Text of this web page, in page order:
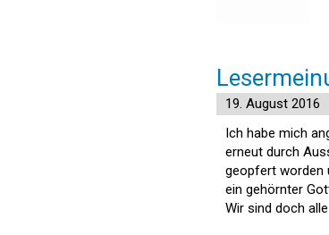
19. August 2016
Ich habe mich
erneut durch
geopfert worden
ein gehörnter
Wir sind doch